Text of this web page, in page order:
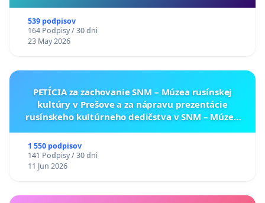
539 podpisov
164 Podpisy / 30 dni
23 May 2026
PETÍCIA za zachovanie SNM – Múzea rusínskej
kultúry v Prešove a za nápravu prezentácie
rusínskeho kultúrneho dedičstva v SNM – Múzeu
1 550 podpisov
141 Podpisy / 30 dni
11 Jun 2026